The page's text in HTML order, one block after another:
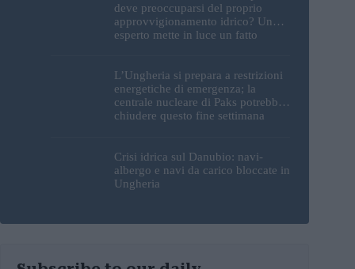
deve preoccuparsi del proprio
approvvigionamento idrico? Un
esperto mette in luce un fatto
L’Ungheria si prepara a restrizioni
energetiche di emergenza; la
centrale nucleare di Paks potrebbe
chiudere questo fine settimana
Crisi idrica sul Danubio: navi-
albergo e navi da carico bloccate in
Ungheria